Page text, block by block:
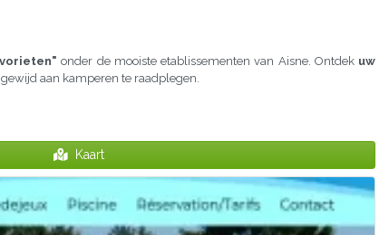
onder de mooiste etablissementen van Aisne. Ontdek uw
aan kamperen te raadplegen.
Kaart